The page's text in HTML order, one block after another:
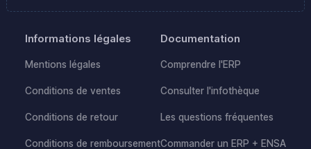
Informations légales
Mentions légales
Conditions de ventes
Conditions de retour
Conditions de remboursement
Documentation
Comprendre l'ERP
Consulter l'infothèque
Les questions fréquentes
Commander un ERP + ENSA